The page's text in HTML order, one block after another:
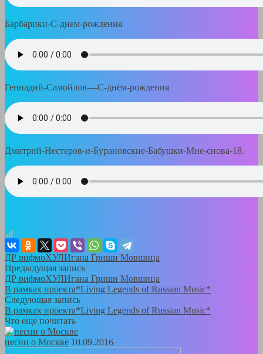
Барбарики-С-днем-рождения
Геннадий-Самойлов-–-С-днём-рождения
Дмитрий-Нестеров-и-Бурановские-Бабушки-Мне-снова-18.
ДР рифмоХУЛИгана Гриши Мовшица
Предыдущая запись
ДР рифмоХУЛИгана Гриши Мовшица
В рамках проекта*Living Legends of Russian Music*
Следующая запись
В рамках проекта*Living Legends of Russian Music*
Что еще почитать
песни о Москве 10.09.2016